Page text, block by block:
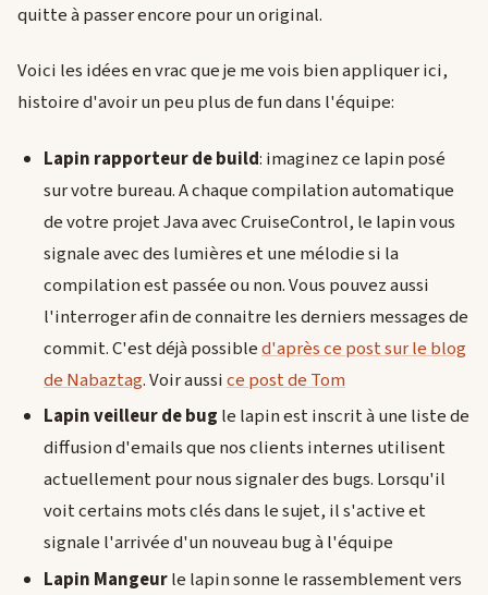
quitte à passer encore pour un original.
Voici les idées en vrac que je me vois bien appliquer ici,
histoire d'avoir un peu plus de fun dans l'équipe:
Lapin rapporteur de build: imaginez ce lapin posé
sur votre bureau. A chaque compilation automatique
de votre projet Java avec CruiseControl, le lapin vous
signale avec des lumières et une mélodie si la
compilation est passée ou non. Vous pouvez aussi
l'interroger afin de connaitre les derniers messages de
commit. C'est déjà possibled'après ce post sur le blog
de Nabaztag. Voir aussice post de Tom
Lapin veilleur de bug le lapin est inscrit à une liste de
diffusion d'emails que nos clients internes utilisent
actuellement pour nous signaler des bugs. Lorsqu'il
voit certains mots clés dans le sujet, il s'active et
signale l'arrivée d'un nouveau bug à l'équipe
Lapin Mangeurle lapin sonne le rassemblement vers